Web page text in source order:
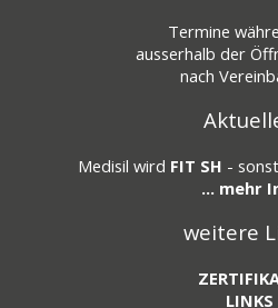
Termine
ausserhalb der
nach
Medisil wird FIT SH -
... mehr
weitere
LINKS